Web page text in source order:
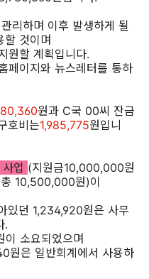
리하며 이후 발생하게 될
할 것이며
원할 계획입니다.
페이지와 뉴스레터를 통하
원과 C국 00씨 잔금
호비는1,985,775원입니
업 (지원금10,000,000원
10,500,000원)이
있던 1,234,920원은 사무
.
이 소요되었으며
원은 일반회계에서 사용하